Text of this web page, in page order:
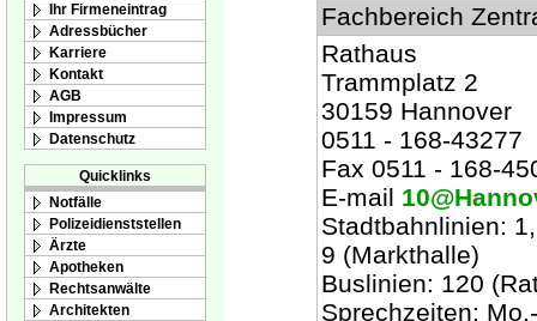
Ihr Firmeneintrag
Adressbücher
Karriere
Kontakt
AGB
Impressum
Datenschutz
Quicklinks
Notfälle
Polizeidienststellen
Ärzte
Apotheken
Rechtsanwälte
Architekten
Fachbereich
Rathaus
Trammplatz 2
30159 Hannover
0511 - 168-43277
Fax 0511 - 168-
E-mail
Stadtbahnlinien:
9 (Markthalle)
Buslinien: 120
Sprechzeiten: